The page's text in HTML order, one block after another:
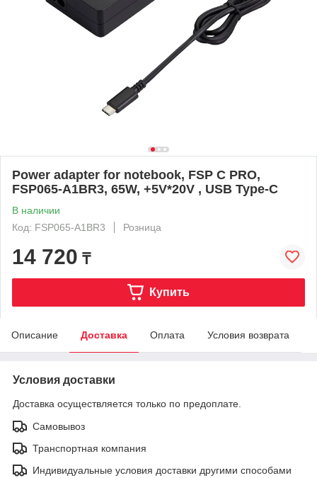
Power adapter for notebook, FSP C PRO,
FSP065-A1BR3, 65W, +5V*20V , USB Type-C
В наличии
Код: FSP065-A1BR3
Розница
14 720 ₸
Купить
Описание Доставка Оплата Условия возврата
Условия доставки
Доставка осуществляется только по предоплате.
Самовывоз
Транспортная компания
Индивидуальные условия доставки другими способами